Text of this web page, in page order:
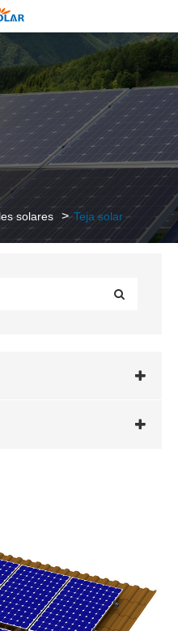
solares
Teja solar